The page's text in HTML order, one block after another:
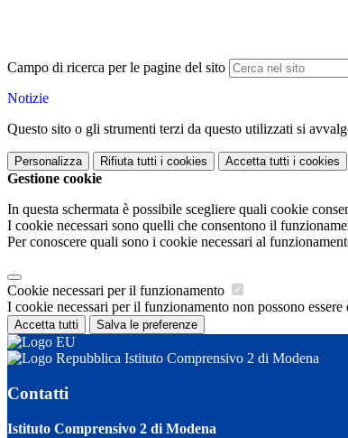
Campo di ricerca per le pagine del sito
Notizie
Questo sito o gli strumenti terzi da questo utilizzati si
Personalizza Rifiuta tutti i cookies Accetta tutti i cookies
Gestione cookie
In questa schermata è possibile scegliere quali cookie
I cookie necessari sono quelli che consentono il
Per conoscere quali sono i cookie necessari al
Cookie necessari per il funzionamento
I cookie necessari per il funzionamento non possono
Accetta tutti Salva le preferenze
Istituto Comprensivo 2 di Modena
Contatti
Istituto Comprensivo 2 di Modena